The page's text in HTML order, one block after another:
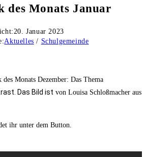
des Monats Januar
20. Januar 2023
Aktuelles / Schulgemeinde
Monats Dezember: Das Thema
Das Bild ist von Louisa Schloßmacher aus
ihr unter dem Button.